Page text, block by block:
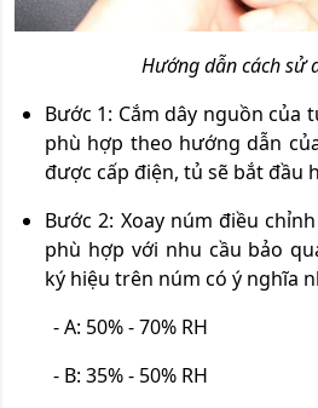
Hướng dẫn cách sử
Bước 1: Cắm dây nguồn của
phù hợp theo hướng dẫn
được cấp điện, tủ sẽ bắt đầu
Bước 2: Xoay núm điều
phù hợp với nhu cầu bảo
ký hiệu trên núm có ý nghĩa
- A: 50% - 70% RH
- B: 35% - 50% RH